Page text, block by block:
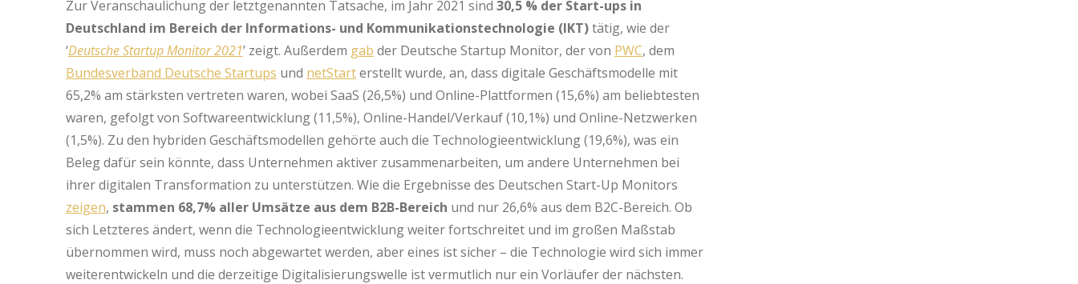
Zur Veranschaulichung der letztgenannten Tatsache, im Jahr 2021 sind 30,5 % der Start-ups in
Deutschland im Bereich der Informations- und Kommunikationstechnologie (IKT)tätig, wie der
‘Deutsche Startup Monitor 2021’ zeigt. Außerdem gab der Deutsche Startup Monitor, der von PWC, dem
Bundesverband Deutsche Startups und netStarterstellt wurde, an, dass digitale Geschäftsmodelle mit
65,2% am stärksten vertreten waren, wobei SaaS (26,5%) und Online-Plattformen (15,6%) am beliebtesten
waren, gefolgt von Softwareentwicklung (11,5%), Online-Handel/Verkauf (10,1%) und Online-Netzwerken
(1,5%). Zu den hybriden Geschäftsmodellen gehörte auch die Technologieentwicklung (19,6%), was ein
Beleg dafür sein könnte, dass Unternehmen aktiver zusammenarbeiten, um andere Unternehmen bei
ihrer digitalen Transformation zu unterstützen. Wie die Ergebnisse des Deutschen Start-Up Monitors
zeigen, stammen 68,7% aller Umsätze aus dem B2B-Bereich und nur 26,6% aus dem B2C-Bereich. Ob
sich Letzteres ändert, wenn die Technologieentwicklung weiter fortschreitet und im großen Maßstab
übernommen wird, muss noch abgewartet werden, aber eines ist sicher – die Technologie wird sich immer
weiterentwickeln und die derzeitige Digitalisierungswelle ist vermutlich nur ein Vorläufer der nächsten.